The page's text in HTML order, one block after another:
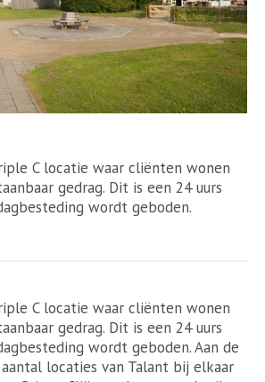
C locatie waar cliënten wonen
gedrag. Dit is een 24 uurs
wordt geboden.
C locatie waar cliënten wonen
gedrag. Dit is een 24 uurs
wordt geboden. Aan de
locaties van Talant bij elkaar